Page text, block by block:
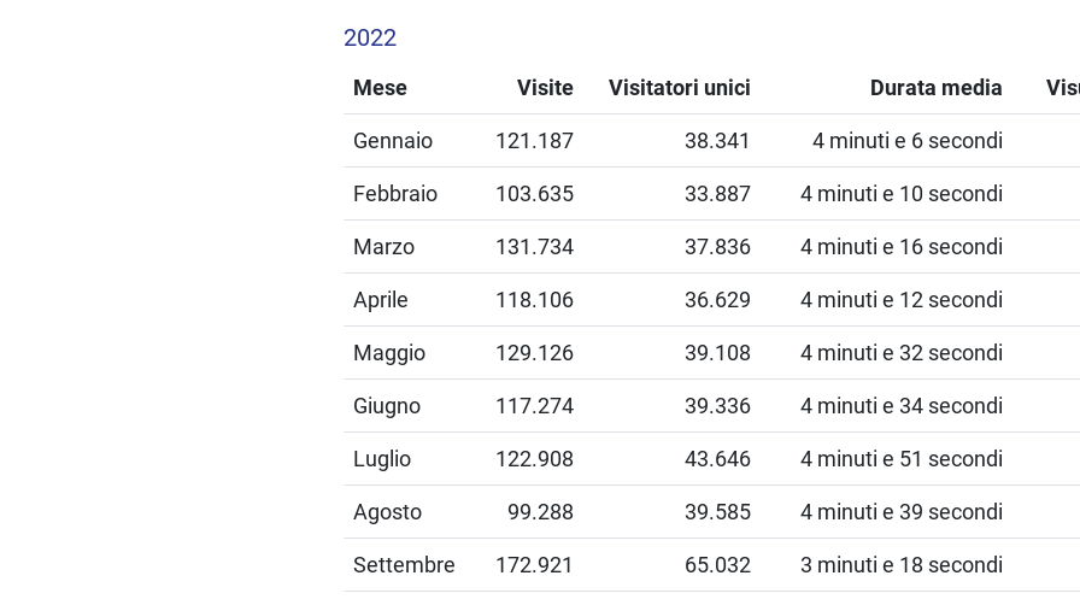
2022
Mese Visite Visitatori unici Durata media
Gennaio 121.187 38.341 4 minuti e 6 secondi
Febbraio 103.635 33.887 4 minuti e 10 secondi
Marzo 131.734 37.836 4 minuti e 16 secondi
Aprile 118.106 36.629 4 minuti e 12 secondi
Maggio 129.126 39.108 4 minuti e 32 secondi
Giugno 117.274 39.336 4 minuti e 34 secondi
Luglio 122.908 43.646 4 minuti e 51 secondi
Agosto 99.288 39.585 4 minuti e 39 secondi
Settembre 172.921 65.032 3 minuti e 18 secondi